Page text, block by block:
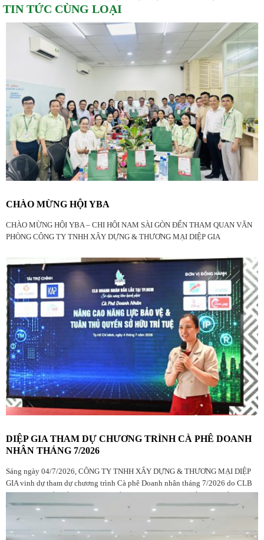
TIN TỨC CÙNG LOẠI
CHÀO MỪNG HỘI YBA
CHÀO MỪNG HỘI YBA – CHI HỘI NAM SÀI GÒN ĐẾN THAM QUAN VĂN
PHÒNG CÔNG TY TNHH XÂY DỰNG & THƯƠNG MẠI DIỆP GIA
DIỆP GIA THAM DỰ CHƯƠNG TRÌNH CÀ PHÊ DOANH
NHÂN THÁNG 7/2026
Sáng ngày 04/7/2026, CÔNG TY TNHH XÂY DỰNG & THƯƠNG MẠI DIỆP
GIA vinh dự tham dự chương trình Cà phê Doanh nhân tháng 7/2026 do CLB
viên, doanh nghiệp và khách mời.